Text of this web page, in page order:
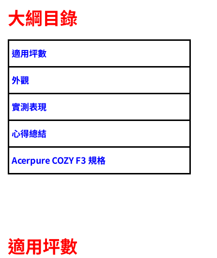
大綱目錄
適用坪數
外觀
實測表現
心得總結
Acerpure COZY F3 規格
適用坪數